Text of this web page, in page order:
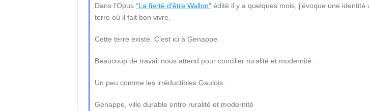
Dans l’Opus “La fierté d’être Wallon”édité il y a quelques mois, j’évoque une identité
terre où il fait bon vivre.
Cette terre existe. C’est ici à Genappe.
Beaucoup de travail nous attend pour concilier ruralité et modernité.
Un peu comme les irréductibles Gaulois …
Genappe, ville durable entre ruralité et modernité